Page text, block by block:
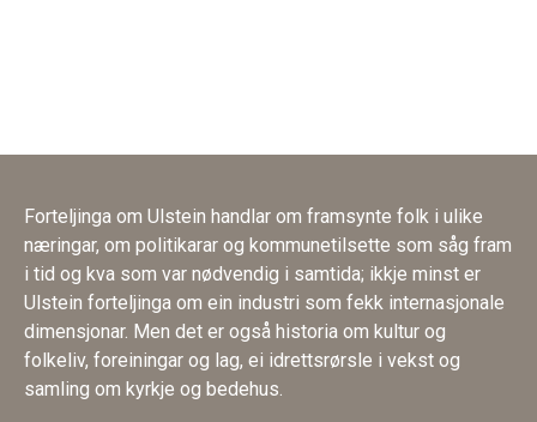
Forteljinga om Ulstein handlar om framsynte folk i ulike
næringar, om politikarar og kommunetilsette som såg fram
i tid og kva som var nødvendig i samtida; ikkje minst er
Ulstein forteljinga om ein industri som fekk internasjonale
dimensjonar. Men det er også historia om kultur og
folkeliv, foreiningar og lag, ei idrettsrørsle i vekst og
samling om kyrkje og bedehus.